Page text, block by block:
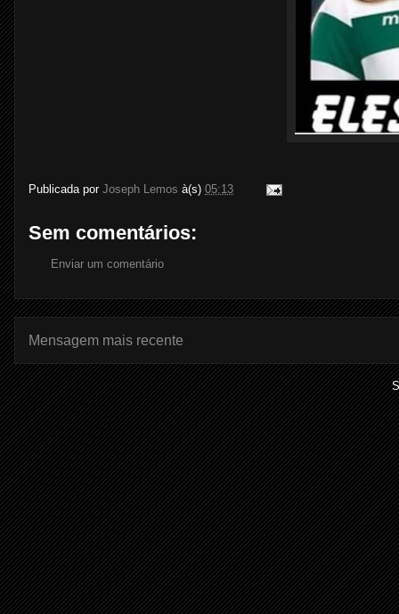
Publicada por Joseph Lemos à(s) 05:13
Sem comentários:
Enviar um comentário
Mensagem mais recente